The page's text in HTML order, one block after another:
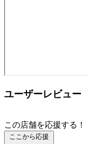
ユーザーレビュー
この店舗を応援する！
ここから応援